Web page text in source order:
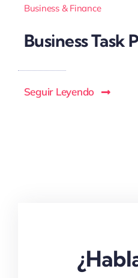
Business & Finance
Business Task
Seguir Leyendo